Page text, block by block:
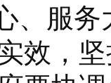
、服
效，